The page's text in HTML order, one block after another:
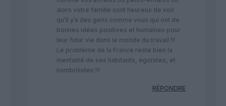
alors votre famille sont heureux de voir
qu’il y’a des gens comme vous qui ont de
bonnes idées positives et humaines pour
leur futur vie dans le monde du travail !!!
Le problème de la France reste bien la
mentalité de ses habitants, égoïstes, et
nombrilistes !!!
RÉPONDRE